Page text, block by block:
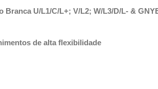
U/L1/C/L+; V/L2; W/L3/D/L- &
de alta flexibilidade